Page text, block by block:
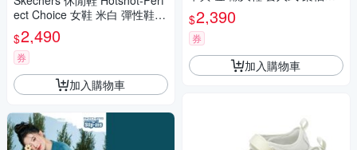
ect Choice 女鞋 米白 彈性鞋帶
瞬穿款 舒華代言款 德訓鞋 185
322NAT
$2,490
券
加入購物車
魔鬼氈 代言人 葉舒華 159305
GLD
$2,390
券
加入購物車